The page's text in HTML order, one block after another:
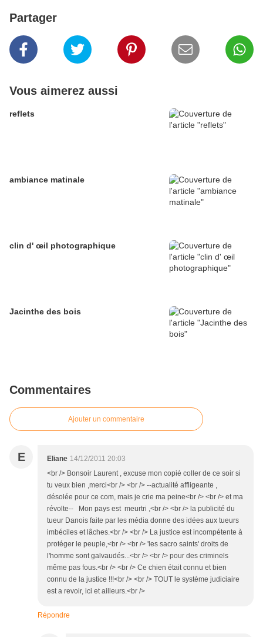
Partager
Vous aimerez aussi
reflets
ambiance matinale
clin d' œil photographique
Jacinthe des bois
Commentaires
Ajouter un commentaire
E Eliane 14/12/2011 20:03
<br /> Bonsoir Laurent , excuse mon copié coller de ce soir si
tu veux bien ,merci<br /> <br /> --actualité affligeante ,
désolée pour ce com, mais je crie ma peine<br /> <br /> et ma
révolte-- Mon pays est meurtri ,<br /> <br /> la publicité du
tueur Danois faite par les média donne des idées aux tueurs
imbéciles et lâches.<br /> <br /> La justice est incompétente à
protéger le peuple,<br /> <br /> 'les sacro saints' droits de
l'homme sont galvaudés...<br /> <br /> pour des criminels
même pas fous.<br /> <br /> Ce chien était connu et bien
connu de la justice !!!<br /> <br /> TOUT le système judiciaire
est a revoir, ici et ailleurs.<br />
Répondre